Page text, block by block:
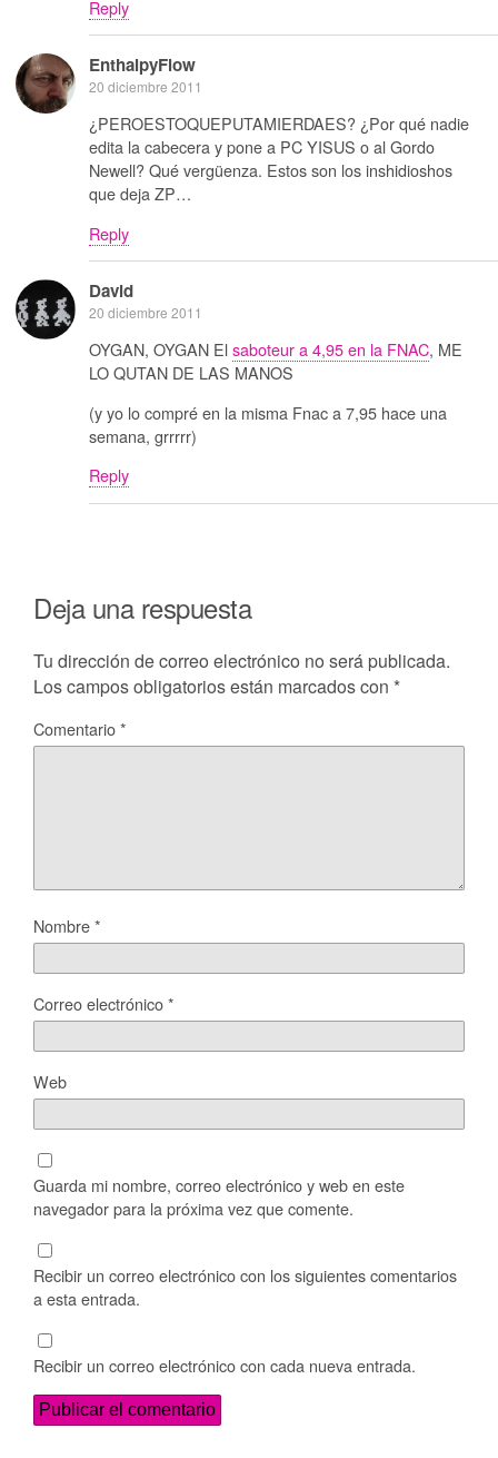
Reply
EnthalpyFlow
20 diciembre 2011
¿PEROESTOQUEPUTAMIERDAES? ¿Por qué nadie
edita la cabecera y pone a PC YISUS o al Gordo
Newell? Qué vergüenza. Estos son los inshidioshos
que deja ZP…
Reply
David
20 diciembre 2011
OYGAN, OYGAN Elsaboteur a 4,95 en la FNAC, ME
LO QUTAN DE LAS MANOS
(y yo lo compré en la misma Fnac a 7,95 hace una
semana, grrrrr)
Reply
Deja una respuesta
Tu dirección de correo electrónico no será publicada.
Los campos obligatorios están marcados con *
Comentario*
Nombre*
Correo electrónico*
Web
Guarda mi nombre, correo electrónico y web en este
navegador para la próxima vez que comente.
Recibir un correo electrónico con los siguientes comentarios
a esta entrada.
Recibir un correo electrónico con cada nueva entrada.